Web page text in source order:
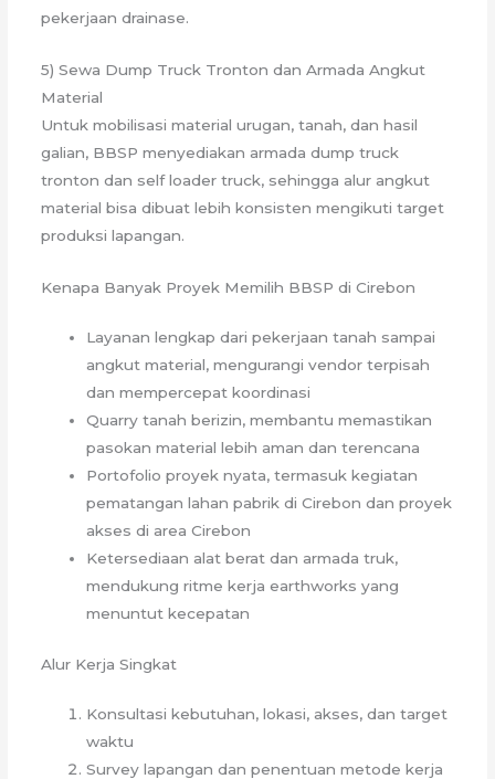
pekerjaan drainase.
5) Sewa Dump Truck Tronton dan Armada Angkut
Material
Untuk mobilisasi material urugan, tanah, dan hasil
galian, BBSP menyediakan armada dump truck
tronton dan self loader truck, sehingga alur angkut
material bisa dibuat lebih konsisten mengikuti target
produksi lapangan.
Kenapa Banyak Proyek Memilih BBSP di Cirebon
Layanan lengkap dari pekerjaan tanah sampai
angkut material, mengurangi vendor terpisah
dan mempercepat koordinasi
Quarry tanah berizin, membantu memastikan
pasokan material lebih aman dan terencana
Portofolio proyek nyata, termasuk kegiatan
pematangan lahan pabrik di Cirebon dan proyek
akses di area Cirebon
Ketersediaan alat berat dan armada truk,
mendukung ritme kerja earthworks yang
menuntut kecepatan
Alur Kerja Singkat
Konsultasi kebutuhan, lokasi, akses, dan target
waktu
Survey lapangan dan penentuan metode kerja